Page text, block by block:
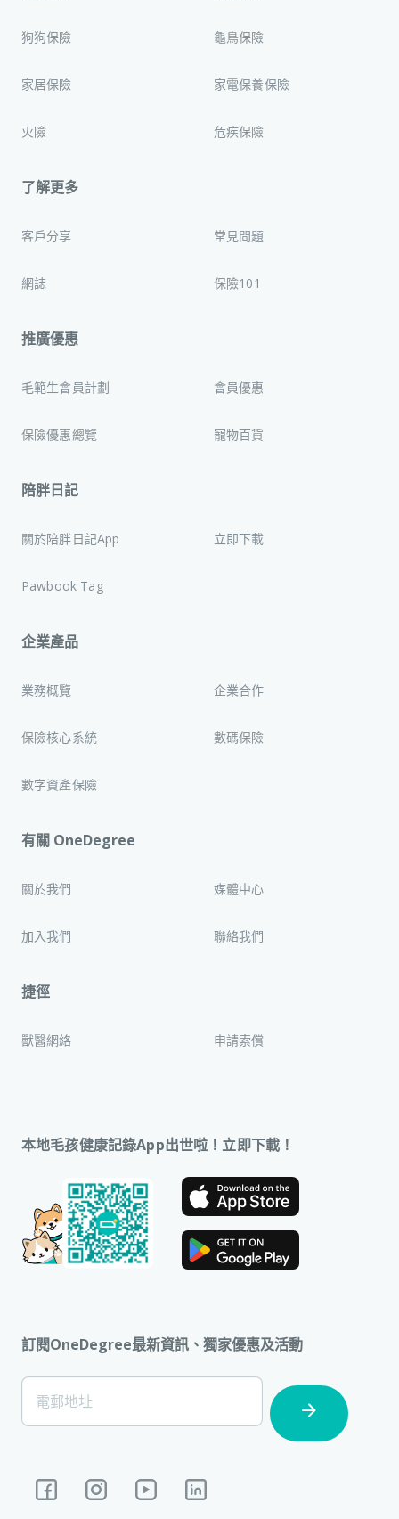
狗狗保險 龜鳥保險
家居保險 家電保養保險
火險 危疾保險
了解更多
客戶分享 常見問題
網誌 保險101
推廣優惠
毛範生會員計劃 會員優惠
保險優惠總覽 寵物百貨
陪胖日記
關於陪胖日記App 立即下載
Pawbook Tag
企業產品
業務概覽 企業合作
保險核心系統 數碼保險
數字資產保險
有關 OneDegree
關於我們 媒體中心
加入我們 聯絡我們
捷徑
獸醫網絡 申請索償
本地毛孩健康記錄App出世啦！立即下載！
訂閱OneDegree最新資訊、獨家優惠及活動
[Footer]
Subscription
電郵地址